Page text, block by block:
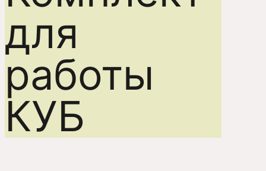
для
работы
КУБ